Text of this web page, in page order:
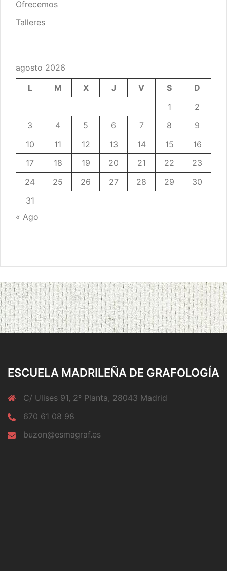
Ofrecemos
Talleres
agosto 2026
L
M X J V S
D
1
2
3
4 5 6 7 8
9
10
11 12 13 14 15
16
17
18 19 20 21 22
23
24
25 26 27 28 29
30
31
« Ago
ESCUELA MADRILEÑA DE GRAFOLOGÍA
C/ Ulises 91, 2º Planta, 28043 Madrid
670 61 08 98
buzon@esmagraf.es